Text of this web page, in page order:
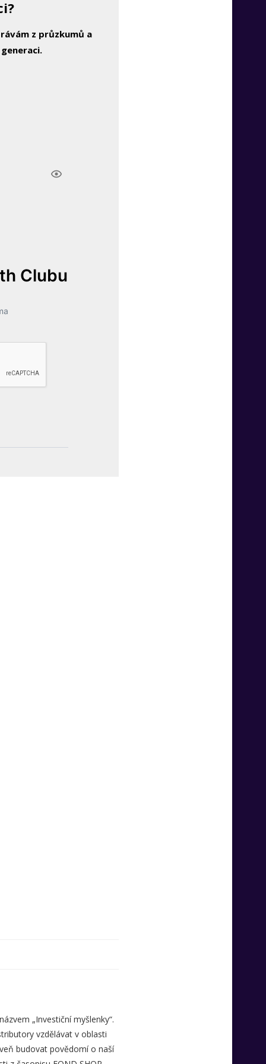
z průzkumů a
Clubu
„Investiční myšlenky“.
vzdělávat v oblasti
budovat povědomí o naší